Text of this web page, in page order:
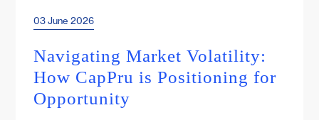
Events & Webinars
03 June 2026
Navigating Market Volatility:
How CapPru is Positioning for
Opportunity